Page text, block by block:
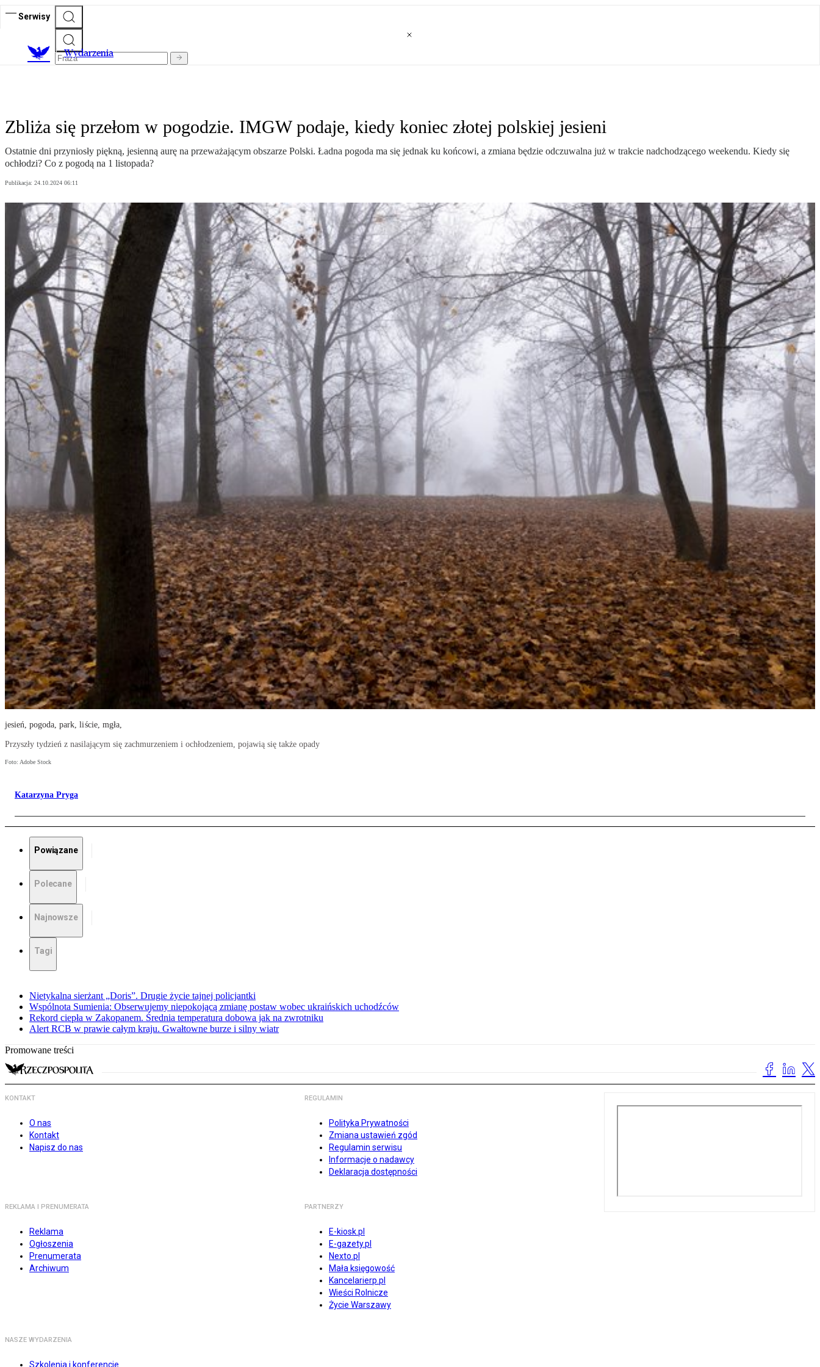
Serwisy
Wydarzenia
Zbliża się przełom w pogodzie. IMGW podaje, kiedy koniec złotej polskiej jesieni
Ostatnie dni przyniosły piękną, jesienną aurę na przeważającym obszarze Polski. Ładna pogoda ma się jednak ku końcowi, a zmiana będzie odczuwalna już w trakcie nadchodzącego weekendu. Kiedy się
ochłodzi? Co z pogodą na 1 listopada?
Publikacja: 24.10.2024 06:11
jesień, pogoda, park, liście, mgła,
Przyszły tydzień z nasilającym się zachmurzeniem i ochłodzeniem, pojawią się także opady
Foto: Adobe Stock
Katarzyna Pryga
Powiązane
Polecane
Najnowsze
Tagi
Nietykalna sierżant „Doris”. Drugie życie tajnej policjantki
Wspólnota Sumienia: Obserwujemy niepokojącą zmianę postaw wobec ukraińskich uchodźców
Rekord ciepła w Zakopanem. Średnia temperatura dobowa jak na zwrotniku
Alert RCB w prawie całym kraju. Gwałtowne burze i silny wiatr
Promowane treści
KONTAKT
O nas
Kontakt
Napisz do nas
REGULAMIN
Polityka Prywatności
Zmiana ustawień zgód
Regulamin serwisu
Informacje o nadawcy
Deklaracja dostępności
REKLAMA I PRENUMERATA
Reklama
Ogłoszenia
Prenumerata
Archiwum
PARTNERZY
E-kiosk.pl
E-gazety.pl
Nexto.pl
Mała księgowość
Kancelarierp.pl
Wieści Rolnicze
Życie Warszawy
NASZE WYDARZENIA
Szkolenia i konferencje